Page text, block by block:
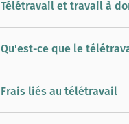
Télétravail et travail à
Qu'est-ce que le
Frais liés au télétravail